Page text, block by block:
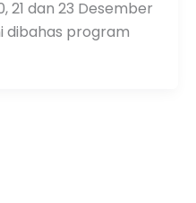
21 dan 23 Desember
dibahas program